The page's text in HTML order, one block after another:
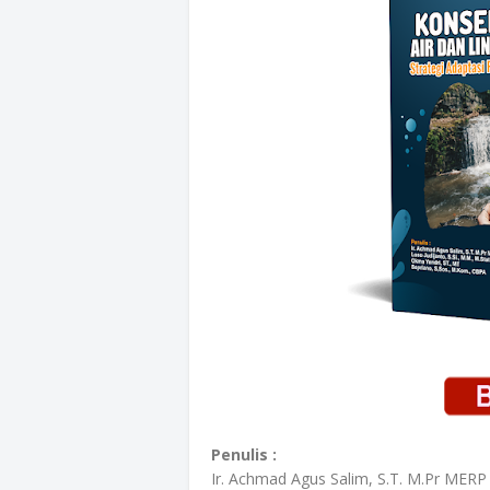
Penulis :
Ir. Achmad Agus Salim, S.T. M.Pr MERP